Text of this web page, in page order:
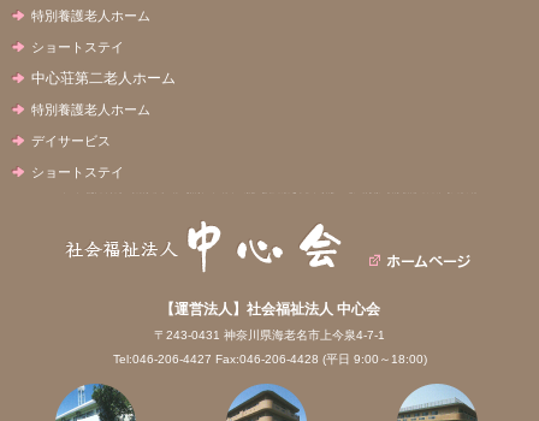
特別養護老人ホーム
ショートステイ
中心荘第二老人ホーム
特別養護老人ホーム
デイサービス
ショートステイ
【運営法人】社会福祉法人 中心会
〒243-0431 神奈川県海老名市上今泉4-7-1
Tel:046-206-4427 Fax:046-206-4428 (平日 9:00～18:00)